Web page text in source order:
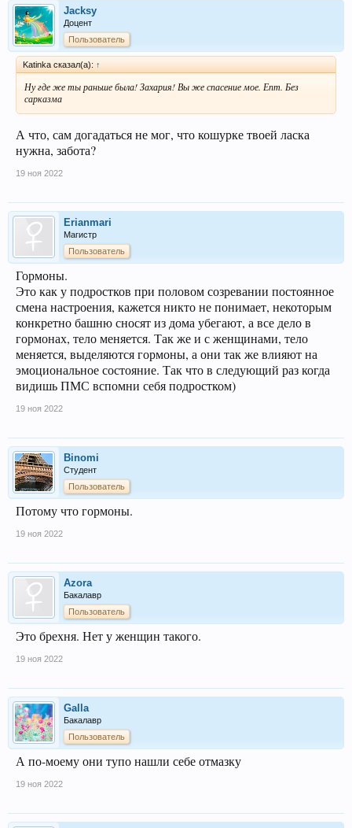
Jacksy
Доцент
Пользователь
Katinka сказал(а): ↑
Ну где же ты раньше была! Захария! Вы же спасение мое. Епт. Без
сарказма
А что, сам догадаться не мог, что кошурке твоей ласка
нужна, забота?
19 ноя 2022
Erianmari
Магистр
Пользователь
Гормоны.
Это как у подростков при половом созревании постоянное
смена настроения, кажется никто не понимает, некоторым
конкретно башню сносят из дома убегают, а все дело в
гормонах, тело меняется. Так же и с женщинами, тело
меняется, выделяются гормоны, а они так же влияют на
эмоциональное состояние. Так что в следующий раз когда
видишь ПМС вспомни себя подростком)
19 ноя 2022
Binomi
Студент
Пользователь
Потому что гормоны.
19 ноя 2022
Azora
Бакалавр
Пользователь
Это брехня. Нет у женщин такого.
19 ноя 2022
Galla
Бакалавр
Пользователь
А по-моему они тупо нашли себе отмазку
19 ноя 2022